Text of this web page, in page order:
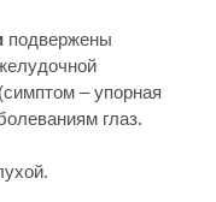
подвержены
– упорная
глаз.